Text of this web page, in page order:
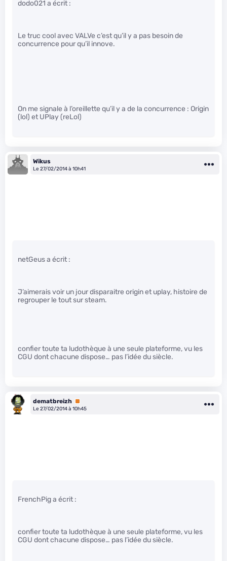
dodo021 a écrit :
Le truc cool avec VALVe c’est qu’il y a pas besoin de
concurrence pour qu’il innove.
On me signale à l’oreillette qu’il y a de la concurrence : Origin
(lol) et UPlay (reLol)
Wikus
Le 27/02/2014 à 10h41
netGeus a écrit :
J’aimerais voir un jour disparaitre origin et uplay, histoire de
regrouper le tout sur steam.
confier toute ta ludothèque à une seule plateforme, vu les
CGU dont chacune dispose… pas l’idée du siècle.
dematbreizh Premium
Le 27/02/2014 à 10h45
FrenchPig a écrit :
confier toute ta ludothèque à une seule plateforme, vu les
CGU dont chacune dispose… pas l’idée du siècle.